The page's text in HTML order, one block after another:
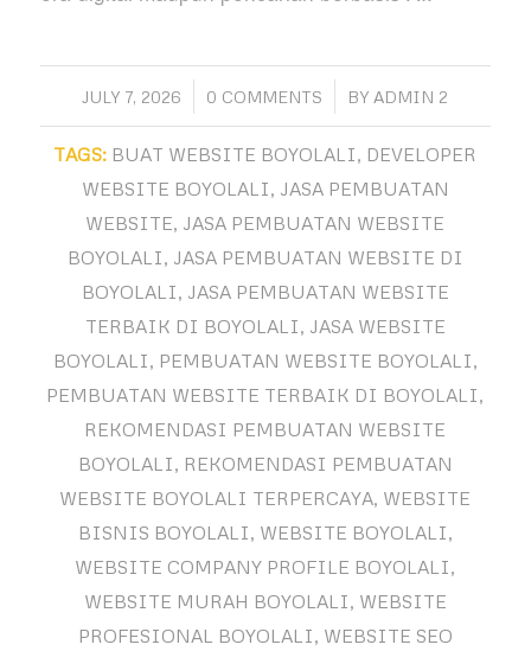
JULY 7, 2026
/ 0 COMMENTS
/ BY ADMIN 2
TAGS: BUAT WEBSITE BOYOLALI
DEVELOPER
WEBSITE BOYOLALI JASA PEMBUATAN
WEBSITE JASA PEMBUATAN WEBSITE
BOYOLALI JASA PEMBUATAN WEBSITE DI
BOYOLALI JASA PEMBUATAN WEBSITE
TERBAIK DI BOYOLALI JASA WEBSITE
BOYOLALI
PEMBUATAN WEBSITE BOYOLALI
PEMBUATAN WEBSITE TERBAIK DI BOYOLALI
REKOMENDASI PEMBUATAN WEBSITE
BOYOLALI
REKOMENDASI PEMBUATAN
WEBSITE BOYOLALI TERPERCAYA WEBSITE
BISNIS BOYOLALI WEBSITE BOYOLALI
WEBSITE COMPANY PROFILE BOYOLALI
WEBSITE MURAH BOYOLALI WEBSITE
PROFESIONAL BOYOLALI WEBSITE SEO